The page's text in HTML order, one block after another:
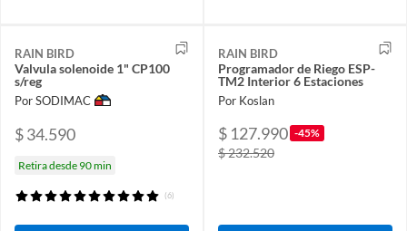
RAIN BIRD
Valvula solenoide 1" CP100
s/reg
Por SODIMAC
$ 34.590
Retira desde 90 min
(6)
RAIN BIRD
Programador de Riego ESP-
TM2 Interior 6 Estaciones
Por Koslan
$ 127.990 -45%
$ 232.520